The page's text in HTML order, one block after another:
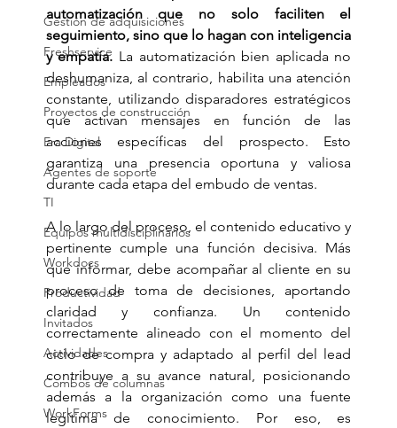
Gestión de adquisiciones
Freshservice
Empleados
Proyectos de construcción
Era Digital
Agentes de soporte
TI
Equipos multidisciplinarios
Workdocs
Productividad
Invitados
Actividades
Combos de columnas
WorkForms
automatización que no solo faciliten el
seguimiento, sino que lo hagan con inteligencia
y empatía. La automatización bien aplicada no
deshumaniza, al contrario, habilita una atención
constante, utilizando disparadores estratégicos
que activan mensajes en función de las
acciones específicas del prospecto. Esto
garantiza una presencia oportuna y valiosa
durante cada etapa del embudo de ventas.
A lo largo del proceso, el contenido educativo y
pertinente cumple una función decisiva. Más
que informar, debe acompañar al cliente en su
proceso de toma de decisiones, aportando
claridad y confianza. Un contenido
correctamente alineado con el momento del
ciclo de compra y adaptado al perfil del lead
contribuye a su avance natural, posicionando
además a la organización como una fuente
legítima de conocimiento. Por eso, es